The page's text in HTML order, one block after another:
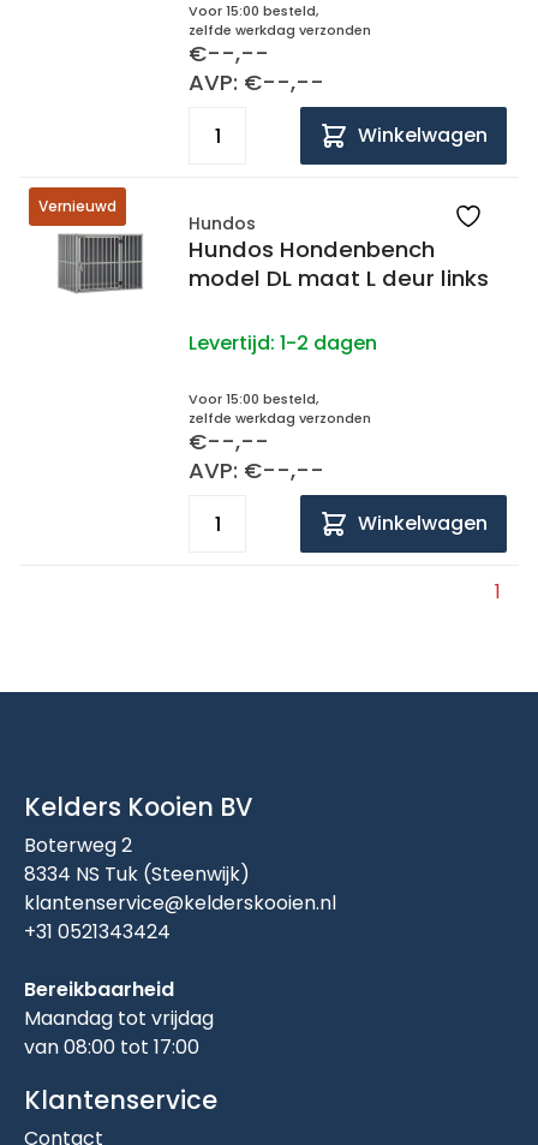
Voor 15:00 besteld,
zelfde werkdag verzonden
€--,--
AVP: €--,--
Winkelwagen
Vernieuwd
Hundos
Hundos Hondenbench
model DL maat L deur links
Levertijd: 1-2 dagen
Voor 15:00 besteld,
zelfde werkdag verzonden
€--,--
AVP: €--,--
Winkelwagen
1
Kelders Kooien BV
Boterweg 2
8334 NS Tuk (Steenwijk)
klantenservice@kelderskooien.nl
+31 0521343424
Bereikbaarheid
Maandag tot vrijdag
van 08:00 tot 17:00
Klantenservice
Contact